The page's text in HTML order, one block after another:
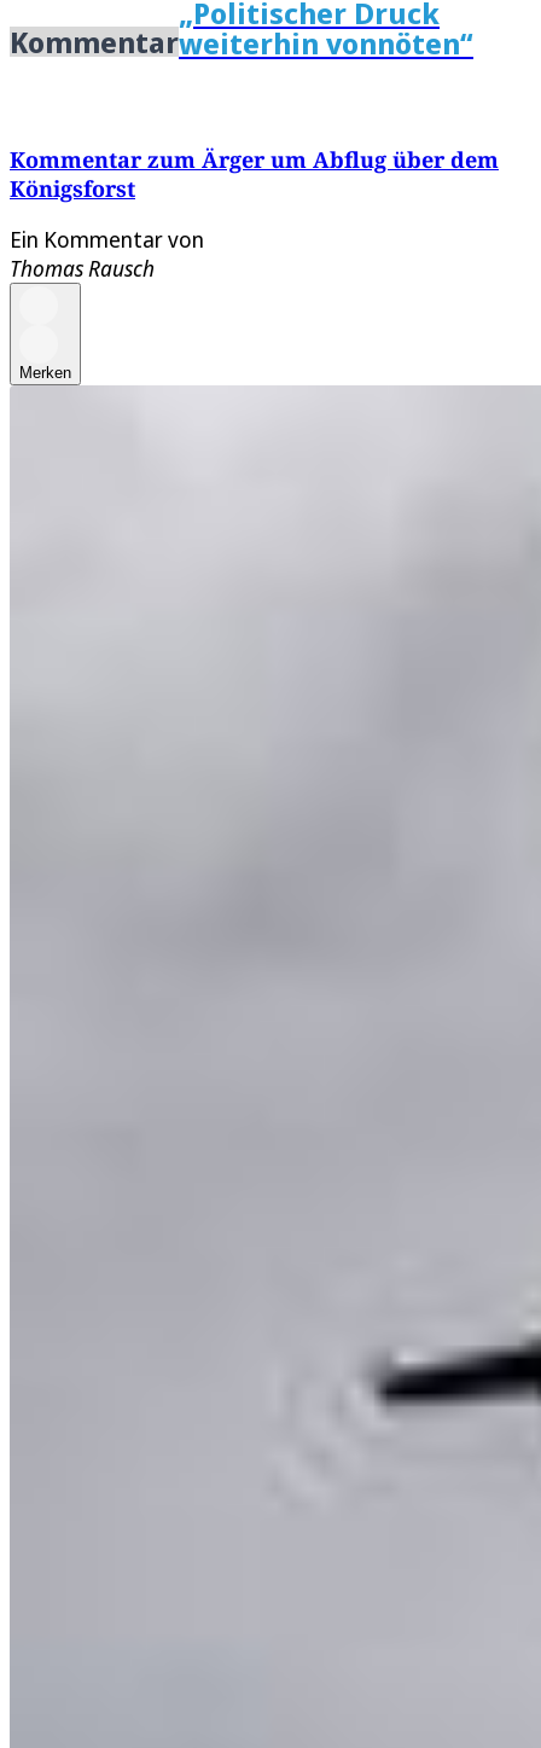
Kommentar
„Politischer Druck
weiterhin vonnöten“
Kommentar zum Ärger um Abflug über dem
Königsforst
Ein Kommentar von
Thomas Rausch
Merken